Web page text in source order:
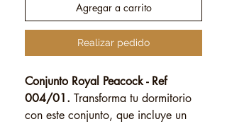
Agregar a carrito
Realizar pedido
Conjunto Royal Peacock - Ref
004/01. Transforma tu dormitorio
con este conjunto, que incluye un